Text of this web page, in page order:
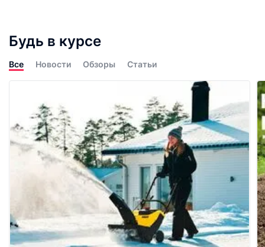
Будь в курсе
Все Новости Обзоры Статьи